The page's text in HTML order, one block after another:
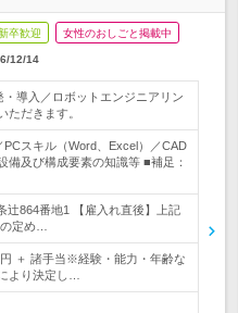
卒歓迎 女性のおしごと掲載中
12/14
導入／ロボットエンジニアリン
ただきます。
スキル（Word、Excel）／CAD
備及び構成要素の知識等 ■補足：
辻864番地1 【雇入れ直後】上記
定め…
＋ 諸手当※経験・能力・年齢な
より決定し…